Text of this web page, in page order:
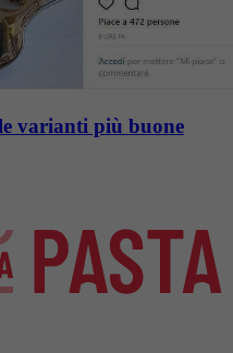
varianti più buone